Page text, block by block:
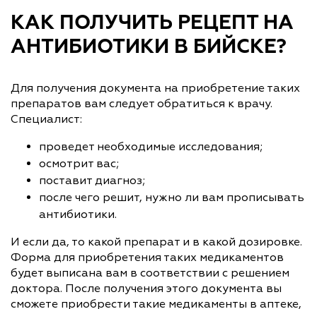
КАК ПОЛУЧИТЬ РЕЦЕПТ НА
АНТИБИОТИКИ В БИЙСКЕ?
Для получения документа на приобретение таких
препаратов вам следует обратиться к врачу.
Специалист:
проведет необходимые исследования;
осмотрит вас;
поставит диагноз;
после чего решит, нужно ли вам прописывать
антибиотики.
И если да, то какой препарат и в какой дозировке.
Форма для приобретения таких медикаментов
будет выписана вам в соответствии с решением
доктора. После получения этого документа вы
сможете приобрести такие медикаменты в аптеке,